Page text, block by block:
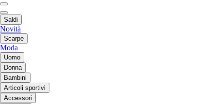
Saldi
Novità
Scarpe
Moda
Uomo
Donna
Bambini
Articoli sportivi
Accessori